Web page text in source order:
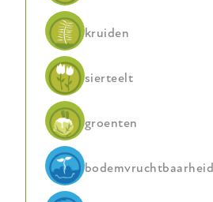
kruiden
sierteelt
groenten
bodemvruchtbaarheid